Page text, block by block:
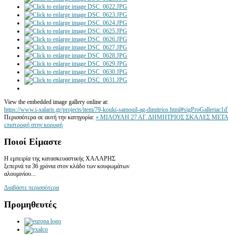
View the embedded image gallery online at:
https://www.i-xalaris.gr/projects/item/79-kouki-samouil-ag-
Περισσότερα σε αυτή την κατηγορία: « ΜΙΑΟΥΛΗ 27 ΑΓ. ΔΗΜΗΤΡΙΟΣ ΣΚΑΛΕΣ
επιστροφή στην κορυφή
Ποιοί Είμαστε
Η εμπειρία της κατασκευαστικής ΧΑΛΑΡΗΣ
ξεπερνά τα 36 χρόνια στον κλάδο των κουφωμάτων
αλουμινίου...
Διαβάστε περισσότερα
Προμηθευτές